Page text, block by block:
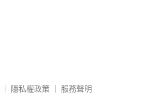
隱私權政策 服務聲明